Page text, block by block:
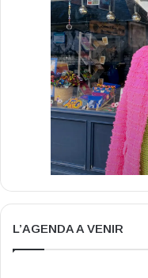
L’AGENDA A VENIR